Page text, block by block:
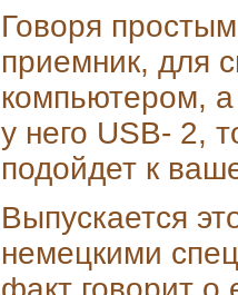
Говоря
приемник, для
компьютером,
у него USB- 2,
подойдет к
Выпускается
немецкими